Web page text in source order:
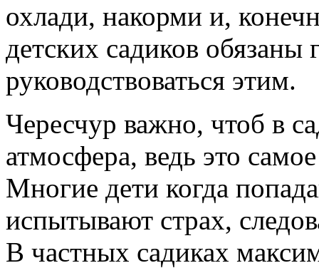
охлади, накорми и,
детских садиков обязаны
руководствоваться этим.
Чересчур важно, чтоб в
атмосфера, ведь это
Многие дети когда
испытывают страх,
В частных садиках